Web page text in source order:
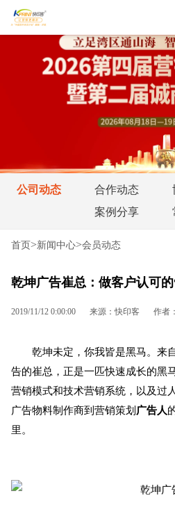
公司动态 合作动态
案例分享
首页>新闻中心>会员动态
乾坤广告崔总：做客户认可
2019/11/12 0:00:00 来源：快印客 作者
乾坤未定，你我皆是黑马。来
告的崔总，正是一匹快速成长的黑
营销模式和技术营销系统，以及过
广告物料制作商到营销策划 广告人
里。